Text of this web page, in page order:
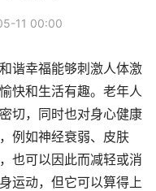
11 00:00
谐幸福能够刺激人体激
快和生活有趣。老年人
切，同时也对身心健康
例如神经衰弱、皮肤
也可以因此而减轻或消
运动，但它可以算得上